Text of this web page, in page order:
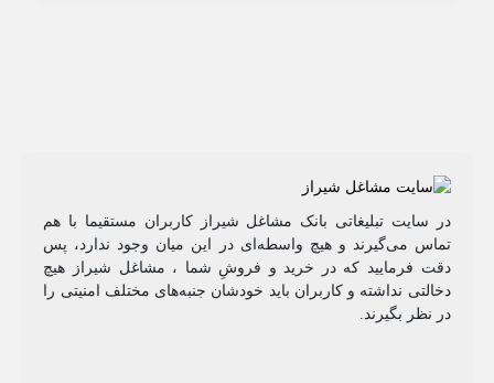
در سایت تبلیغاتی بانک مشاغل شیراز کاربران مستقیما با هم
تماس می‌گیرند و هیچ واسطه‌ای در این میان وجود ندارد، پس
دقت فرمایید که در خرید و فروشِ شما ، مشاغل شیراز هیچ
دخالتی نداشته و کاربران باید خودشان جنبه‌های مختلف امنیتی را
در نظر بگیرند.